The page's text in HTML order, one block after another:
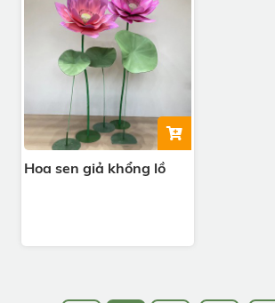
Hoa sen giả khổng lồ